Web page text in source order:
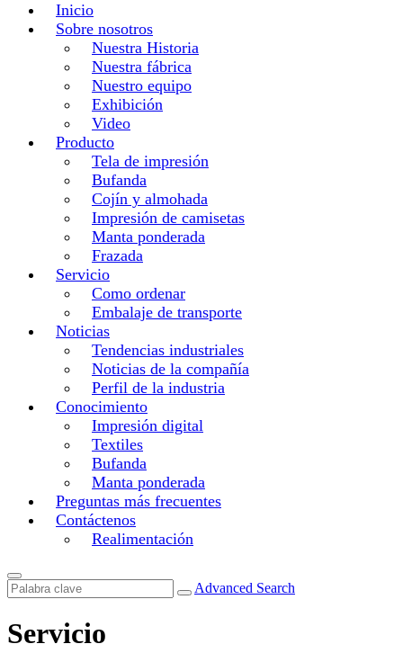
Inicio
Sobre nosotros
Nuestra Historia
Nuestra fábrica
Nuestro equipo
Exhibición
Video
Producto
Tela de impresión
Bufanda
Cojín y almohada
Impresión de camisetas
Manta ponderada
Frazada
Servicio
Como ordenar
Embalaje de transporte
Noticias
Tendencias industriales
Noticias de la compañía
Perfil de la industria
Conocimiento
Impresión digital
Textiles
Bufanda
Manta ponderada
Preguntas más frecuentes
Contáctenos
Realimentación
Advanced Search
Servicio